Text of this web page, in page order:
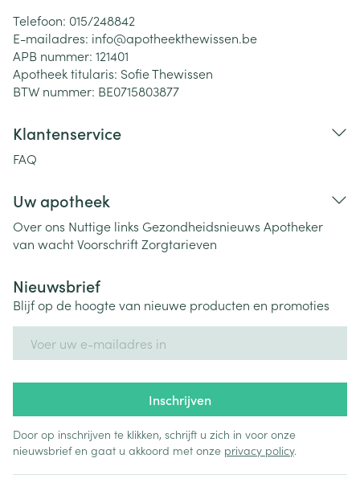
Telefoon: 015/248842
E-mailadres: info@apotheekthewissen.be
APB nummer: 121401
Apotheek titularis: Sofie Thewissen
BTW nummer: BE0715803877
Klantenservice
FAQ
Uw apotheek
Over ons Nuttige links Gezondheidsnieuws Apotheker
van wachtVoorschriftZorgtarieven
Nieuwsbrief
Blijf op de hoogte van nieuwe producten en promoties
Inschrijven
Door op inschrijven te klikken, schrijft u zich in voor onze
nieuwsbrief en gaat u akkoord met onze privacy policy.